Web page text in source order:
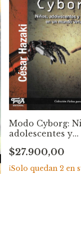
Modo Cyborg:
adolescentes y
mundo virtual.
Hazaki
$27.900,00
¡Solo quedan 2 en